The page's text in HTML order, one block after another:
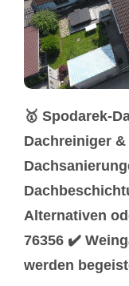
🥇 Spodarek-
Dachreiniger
Alternativen
76356 ✔️
werden